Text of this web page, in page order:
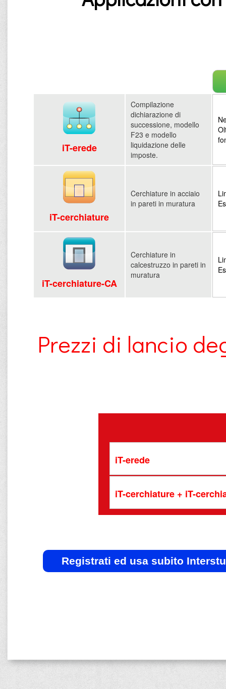
iT-erede
Compilazione
dichiarazione di
successione, modello
F23 e modello
liquidazione delle
imposte.
iT-cerchiature
Cerchiature in acciaio
in pareti in muratura
iT-cerchiature-CA
Cerchiature in
calcestruzzo in pareti in
muratura
Prezzi di lancio
iT-erede
iT-cerchiature + iT-
Registrati ed usa subito